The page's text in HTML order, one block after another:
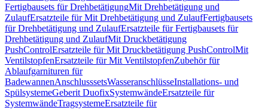
Fertigbausets für DrehbetätigungMit Drehbetätigung und
ZulaufErsatzteile für Mit Drehbetätigung und ZulaufFertigbausets
für Drehbetätigung und ZulaufErsatzteile für Fertigbausets für
Drehbetätigung und ZulaufMit Druckbetätigung
PushControlErsatzteile für Mit Druckbetätigung PushControlMit
VentilstopfenErsatzteile für Mit VentilstopfenZubehör für
Ablaufgarnituren für
BadewannenAnschlusssetsWasseranschlüsseInstallations- und
SpülsystemeGeberit DuofixSystemwändeErsatzteile für
SystemwändeTragsystemeErsatzteile für